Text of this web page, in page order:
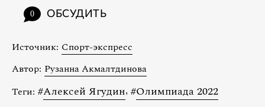
0 ОБСУДИТЬ
Источник: Спорт-экспресс
Автор: Рузанна Акмалтдинова
Теги: #Алексей Ягудин, #Олимпиада 2022